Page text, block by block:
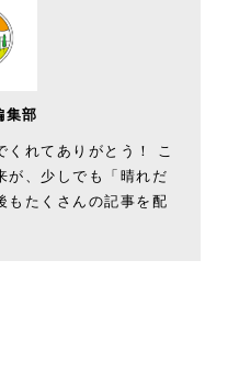
集部
くれてありがとう！ こ
が、少しでも「晴れだ
もたくさんの記事を配